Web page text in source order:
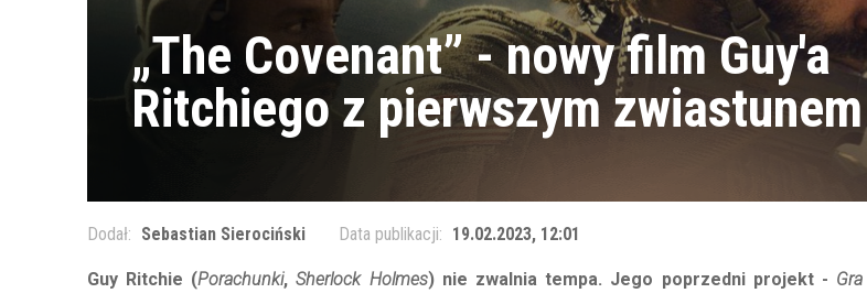
„The Covenant” - nowy film Guy'a
Ritchiego z pierwszym zwiastunem
Dodał: Sebastian Sierociński Data publikacji: 19.02.2023, 12:01
Guy Ritchie (Porachunki,Sherlock Holmes) nie zwalnia tempa. Jego poprzedni projekt -